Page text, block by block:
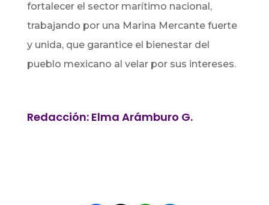
fortalecer el sector marítimo nacional,
trabajando por una Marina Mercante fuerte
y unida, que garantice el bienestar del
pueblo mexicano al velar por sus intereses.
Redacción: Elma Arámburo G.